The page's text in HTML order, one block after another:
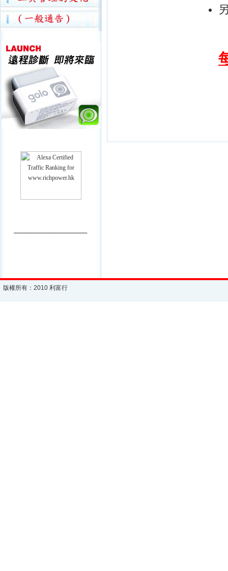
版權所有：2010 利富行